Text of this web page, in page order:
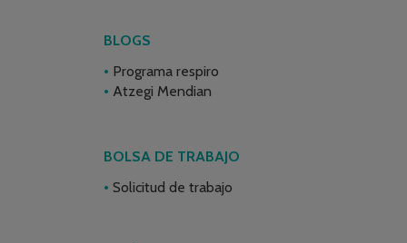
BLOGS
Programa respiro
Atzegi Mendian
BOLSA DE TRABAJO
Solicitud de trabajo